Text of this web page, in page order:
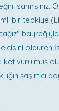
sanırsınız.
bir tepkiye
öldüren
ket vurulmuş
şaşırtıcı